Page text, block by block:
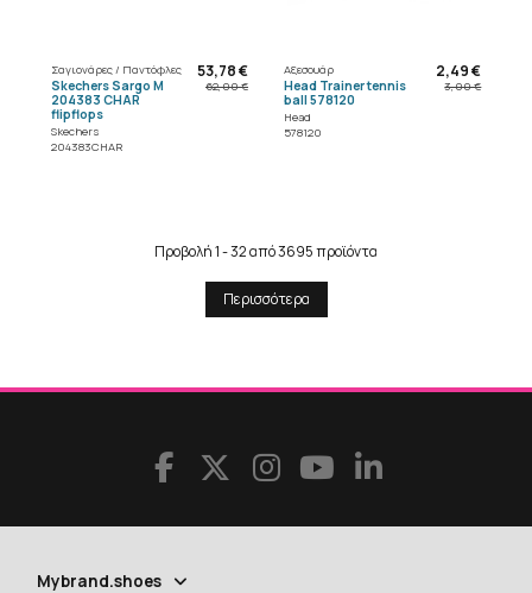
Σαγιονάρες / Παντόφλες
Skechers Sargo M
204383 CHAR
flipflops
Skechers
204383CHAR
53,78 €
62,00 €
Αξεσουάρ
Head Trainer tennis
ball 578120
Head
578120
2,49 €
3,00 €
Προβολή 1 - 32 από 3695 προϊόντα
Περισσότερα
Mybrand.shoes